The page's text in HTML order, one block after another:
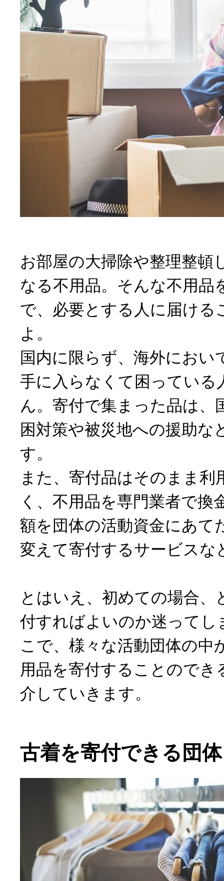
お部屋の大掃除や整理整頓
なる不用品。そんな不用品
で、必要とする人に届ける
よ。
国内に限らず、海外におい
手に入らなくて困っている
ん。寄付で集まった品は、
困対策や被災地への援助な
す。
また、寄付品はそのまま利
く、不用品を専門業者で換
額を団体の活動資金にあて
変えて寄付するサービスな
とはいえ、初めての場合、
付すればよいのか迷ってし
こで、様々な活動団体の中
用品を寄付することのでき
介していきます。
古着を寄付できる団体